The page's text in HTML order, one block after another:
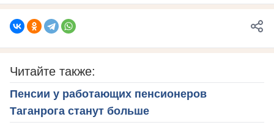
Читайте также:
Пенсии у работающих пенсионеров
Таганрога станут больше